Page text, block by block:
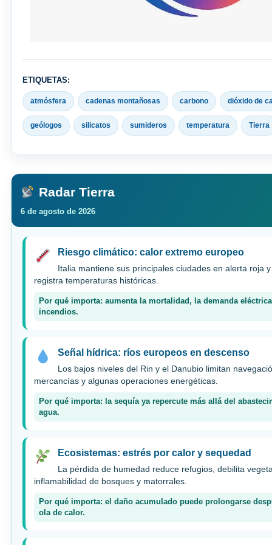
ETIQUETAS:
atmósfera cadenas montañosas carbono dióxido de
geólogos silicatos sumideros temperatura Tierra
Radar Tierra
6 de agosto de 2026
Riesgo climático: calor extremo europeo
Italia mantiene sus principales ciudades en alerta roja
registra temperaturas históricas.
Por qué importa: aumenta la mortalidad, la demanda
incendios.
Señal hídrica: ríos europeos en descenso
Los bajos niveles del Rin y el Danubio limitan
mercancías y algunas operaciones energéticas.
Por qué importa: la sequía ya repercute más allá del
agua.
Ecosistemas: estrés por calor y sequedad
La pérdida de humedad reduce refugios, debilita
inflamabilidad de bosques y matorrales.
Por qué importa: el daño acumulado puede prolongarse
ola de calor.